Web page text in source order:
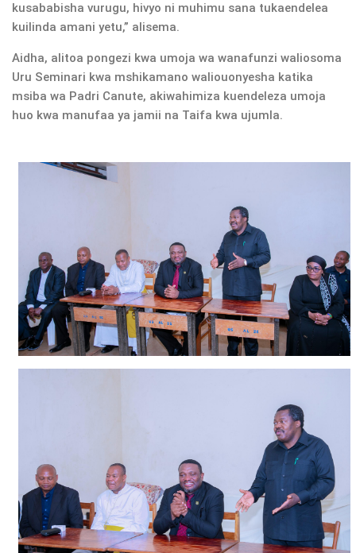
kusababisha vurugu, hivyo ni muhimu sana tukaendelea
kuilinda amani yetu,” alisema.
Aidha, alitoa pongezi kwa umoja wa wanafunzi waliosoma
Uru Seminari kwa mshikamano waliouonyesha katika
msiba wa Padri Canute, akiwahimiza kuendeleza umoja
huo kwa manufaa ya jamii na Taifa kwa ujumla.